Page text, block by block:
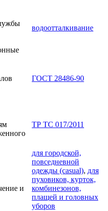
водоотталкивание
ГОСТ 28486-90
ТР ТС 017/2011
и
для городской,
повседневной
одежды (casual), для
пуховиков, курток,
комбинезонов,
плащей и головных
уборов